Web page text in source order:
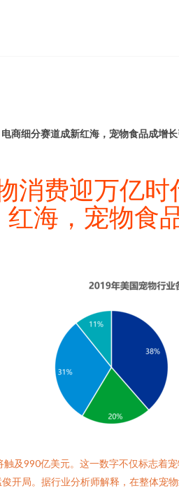
商细分赛道成新红海，宠物食品成增
消费迎万亿
红海，宠物食
及990亿美元。这一数字不仅标志着
开局。据行业分析师解释，在整体